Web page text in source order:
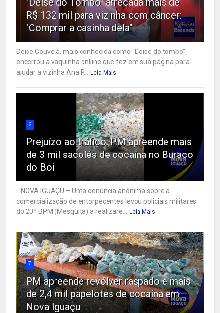
R$ 132 mil para vizinha com câncer:
"Comprar a casinha dela"
Deise Gouveia, mais conhecida como "Deise do tombo",
encerrou a vaquinha onliine que fez em sua página para
ajudar a vizinha Ana P...
Leia Mais
6
Prejuízo ao tráfico: PM apreende mais
de 3 mil sacolés de cocaína no Buraco
do Boi
NOVA IGUAÇU – Uma denúncia anônima sobre a
comercialização de entorpecentes levou policiais militares
do 20º BPM (Mesquita) a realizare...
Leia Mais
7
PM apreende revólver raspado e mais
de 2,4 mil papelotes de cocaína em
Nova Iguaçu